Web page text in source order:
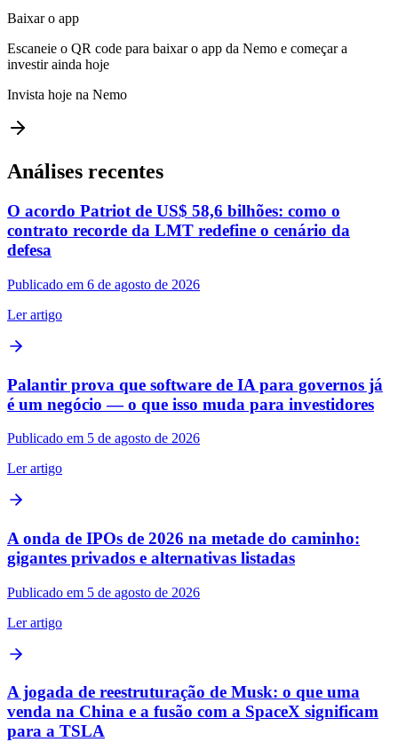
Baixar o app
Escaneie o QR code para baixar o app da Nemo e começar a
investir ainda hoje
Invista hoje na Nemo
Análises recentes
O acordo Patriot de US$ 58,6 bilhões: como o
contrato recorde da LMT redefine o cenário da
defesa
Publicado em 6 de agosto de 2026
Ler artigo
Palantir prova que software de IA para governos já
é um negócio — o que isso muda para investidores
Publicado em 5 de agosto de 2026
Ler artigo
A onda de IPOs de 2026 na metade do caminho:
gigantes privados e alternativas listadas
Publicado em 5 de agosto de 2026
Ler artigo
A jogada de reestruturação de Musk: o que uma
venda na China e a fusão com a SpaceX significam
para a TSLA